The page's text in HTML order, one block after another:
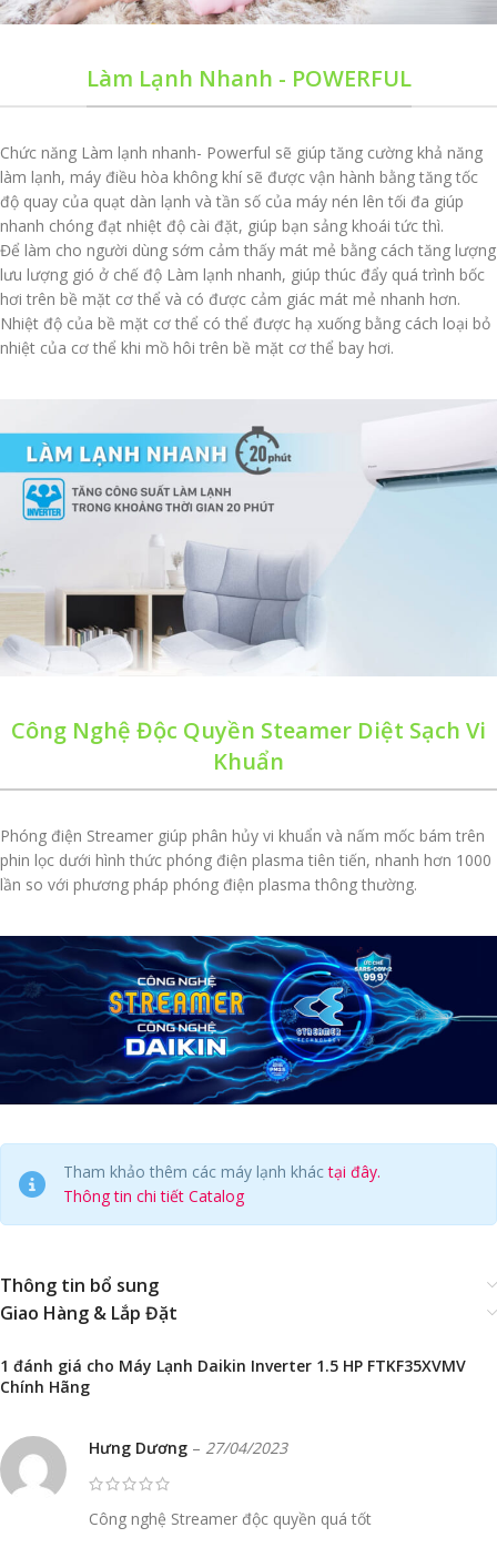
Làm Lạnh Nhanh - POWERFUL
Chức năng Làm lạnh nhanh- Powerful sẽ giúp tăng cường khả năng
làm lạnh, máy điều hòa không khí sẽ được vận hành bằng tăng tốc
độ quay của quạt dàn lạnh và tần số của máy nén lên tối đa giúp
nhanh chóng đạt nhiệt độ cài đặt, giúp bạn sảng khoái tức thì.
Để làm cho người dùng sớm cảm thấy mát mẻ bằng cách tăng lượng
lưu lượng gió ở chế độ Làm lạnh nhanh, giúp thúc đẩy quá trình bốc
hơi trên bề mặt cơ thể và có được cảm giác mát mẻ nhanh hơn.
Nhiệt độ của bề mặt cơ thể có thể được hạ xuống bằng cách loại bỏ
nhiệt của cơ thể khi mồ hôi trên bề mặt cơ thể bay hơi.
Công Nghệ Độc Quyền Steamer Diệt Sạch Vi
Khuẩn
Phóng điện Streamer giúp phân hủy vi khuẩn và nấm mốc bám trên
phin lọc dưới hình thức phóng điện plasma tiên tiến, nhanh hơn 1000
lần so với phương pháp phóng điện plasma thông thường.
Tham khảo thêm các máy lạnh kháctại đây.
Thông tin chi tiết Catalog
Thông tin bổ sung
Giao Hàng & Lắp Đặt
1 đánh giá cho Máy Lạnh Daikin Inverter 1.5 HP FTKF35XVMV
Chính Hãng
Hưng Dương – 27/04/2023
Công nghệ Streamer độc quyền quá tốt